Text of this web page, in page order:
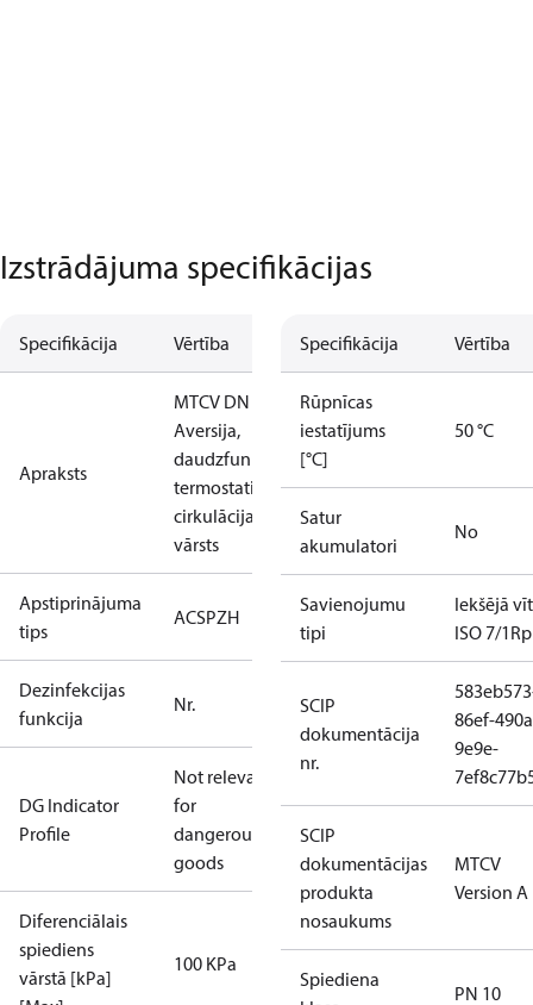
Izstrādājuma specifikācijas
Specifikācija Vērtība
Apraksts
MTCV DN 20,
Aversija,
daudzfunkciju
termostatiskais
cirkulācijas
vārsts
Apstiprinājuma
tips
ACSPZH
Dezinfekcijas
funkcija
Nr.
DG Indicator
Profile
Not relevant
for
dangerous
goods
Diferenciālais
spiediens
vārstā [kPa]
100 KPa
Specifikācija Vērtība
Rūpnīcas
iestatījums
[°C]
50 °C
Satur
akumulatori
No
Savienojumu
tipi
Iekšējā
ISO 7/1
SCIP
dokumentācija
nr.
86ef-
9e9e-
SCIP
dokumentācijas
produkta
nosaukums
MTCV
Version A
Spiediena
PN 10